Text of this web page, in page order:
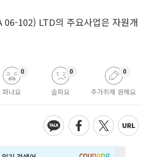
06-102) LTD의 주요사업은 자원개
화나요
0
슬퍼요
0
추가취재 원해요
0